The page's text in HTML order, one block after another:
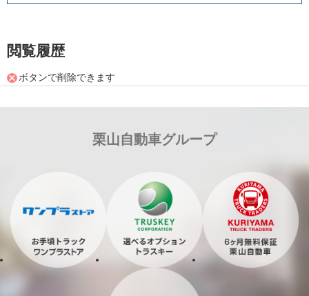
閲覧履歴
ボタンで削除できます
栗山自動車グループ